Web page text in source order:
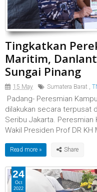
Tingkatkan
Maritim,
Sungai Pinang
15 May Sumatera Barat ,
Padang- Peresmian
dilakukan secara terpusat
Seribu Jakarta. Peresmian
Wakil Presiden Prof DR KH
Read more »
24
Oct
2022